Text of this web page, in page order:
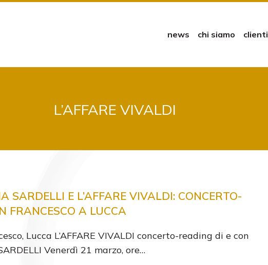
news chi siamo clienti
L’AFFARE VIVALDI
SARDELLI E L’AFFARE VIVALDI: CONCERTO-
FRANCESCO A LUCCA
Lucca L’AFFARE VIVALDI concerto-reading di e con
Venerdì 21 marzo, ore…